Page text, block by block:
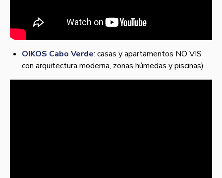
OIKOS Cabo Verde: casas y apartamentos NO VIS
con arquitectura moderna, zonas húmedas y piscinas).